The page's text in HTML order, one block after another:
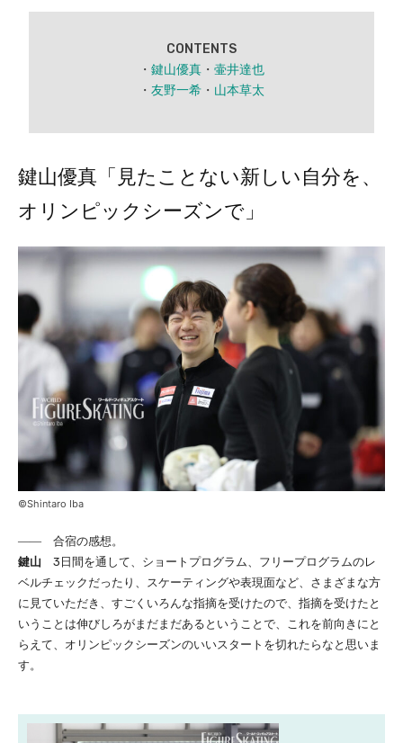
CONTENTS
・ 鍵山優真 ・ 壷井達也
・ 友野一希 ・ 山本草太
鍵山優真「見たことない新しい自分を、
オリンピックシーズンで」
©Shintaro Iba
―― 合宿の感想。
鍵山 3日間を通して、ショートプログラム、フリープログラムのレ
ベルチェックだったり、スケーティングや表現面など、さまざまな方
に見ていただき、すごくいろんな指摘を受けたので、指摘を受けたと
いうことは伸びしろがまだまだあるということで、これを前向きにと
らえて、オリンピックシーズンのいいスタートを切れたらなと思いま
す。